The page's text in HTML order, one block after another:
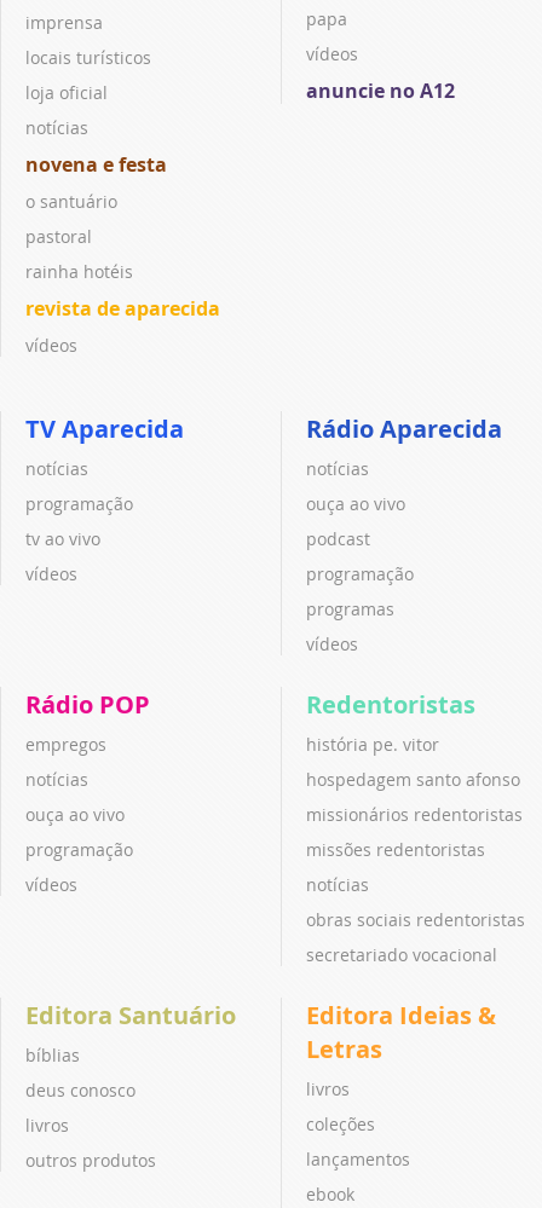
imprensa
locais turísticos
loja oficial
notícias
novena e festa
o santuário
pastoral
rainha hotéis
revista de aparecida
vídeos
papa
vídeos
anuncie no A12
TV Aparecida
notícias
programação
tv ao vivo
vídeos
Rádio Aparecida
notícias
ouça ao vivo
podcast
programação
programas
vídeos
Rádio POP
empregos
notícias
ouça ao vivo
programação
vídeos
Redentoristas
história pe. vitor
hospedagem santo afonso
missionários redentoristas
missões redentoristas
notícias
obras sociais redentoristas
secretariado vocacional
Editora Santuário
bíblias
deus conosco
livros
outros produtos
Editora Ideias &
Letras
livros
coleções
lançamentos
ebook